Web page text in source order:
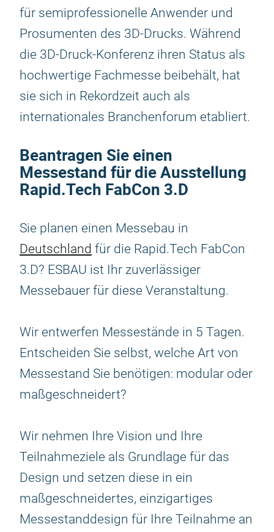
für semiprofessionelle Anwender und
Prosumenten des 3D-Drucks. Während
die 3D-Druck-Konferenz ihren Status als
hochwertige Fachmesse beibehält, hat
sie sich in Rekordzeit auch als
internationales Branchenforum etabliert.
Beantragen Sie einen
Messestand für die Ausstellung
Rapid.Tech FabCon 3.D
Sie planen einen Messebau in
Deutschland für die Rapid.Tech FabCon
3.D? ESBAU ist Ihr zuverlässiger
Messebauer für diese Veranstaltung.
Wir entwerfen Messestände in 5 Tagen.
Entscheiden Sie selbst, welche Art von
Messestand Sie benötigen: modular oder
maßgeschneidert?
Wir nehmen Ihre Vision und Ihre
Teilnahmeziele als Grundlage für das
Design und setzen diese in ein
maßgeschneidertes, einzigartiges
Messestanddesign für Ihre Teilnahme an